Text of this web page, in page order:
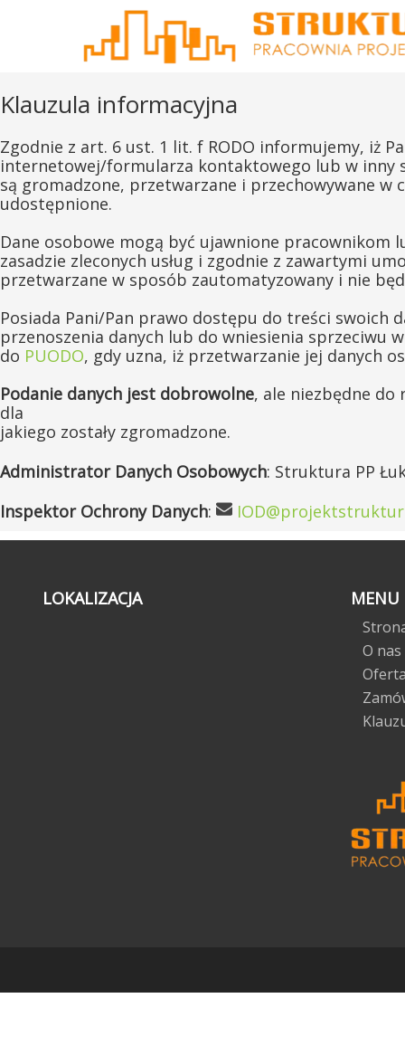
O nas
MENU
LOKALIZACJA
Klauzula informacyjna
Zgodnie z art. 6 ust. 1 lit. f RODO informujemy, iż
internetowej/formularza kontaktowego lub w inny
są gromadzone, przetwarzane i przechowywane w
udostępnione.
Dane osobowe mogą być ujawnione pracownikom
zasadzie zleconych usług i zgodnie z zawartymi
przetwarzane w sposób zautomatyzowany i nie
Posiada Pani/Pan prawo dostępu do treści swoich
przenoszenia danych lub do wniesienia sprzeciwu
do PUODO, gdy uzna, iż przetwarzanie jej danych
Podanie danych jest dobrowolne, ale niezbędne do
dla
jakiego zostały zgromadzone.
Administrator Danych Osobowych: Struktura PP
Inspektor Ochrony Danych: IOD@